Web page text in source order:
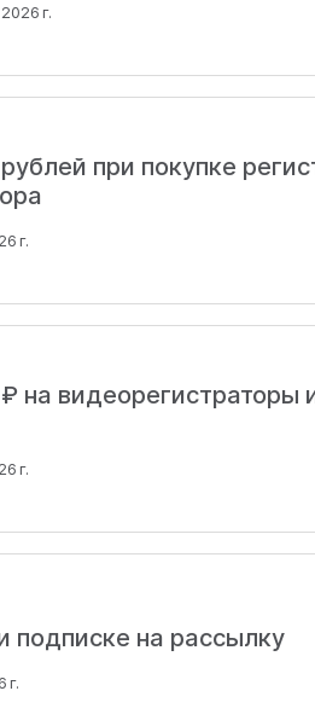
г.
при покупке
г.
на видеорегистраторы
г.
подписке на рассылку
г.